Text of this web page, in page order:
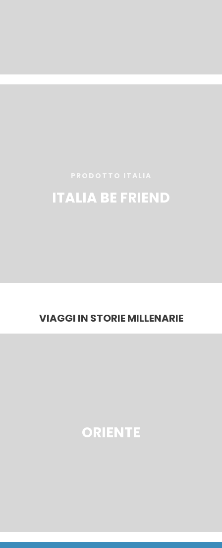
PRODOTTO ITALIA
ITALIA BE FRIEND
VIAGGI IN STORIE MILLENARIE
ORIENTE